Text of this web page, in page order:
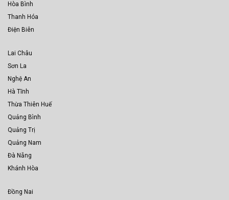
Hòa Bình
Thanh Hóa
Điện Biên
Lai Châu
Sơn La
Nghệ An
Hà Tĩnh
Thừa Thiên Huế
Quảng Bình
Quảng Trị
Quảng Nam
Đà Nẵng
Khánh Hòa
Đồng Nai